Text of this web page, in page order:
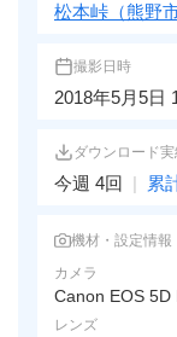
松本峠（熊野市
撮影日時
2018年5月5日
ダウンロード実
今週 4回 | 累
機材・設定情報
カメラ
Canon EOS 5D
レンズ